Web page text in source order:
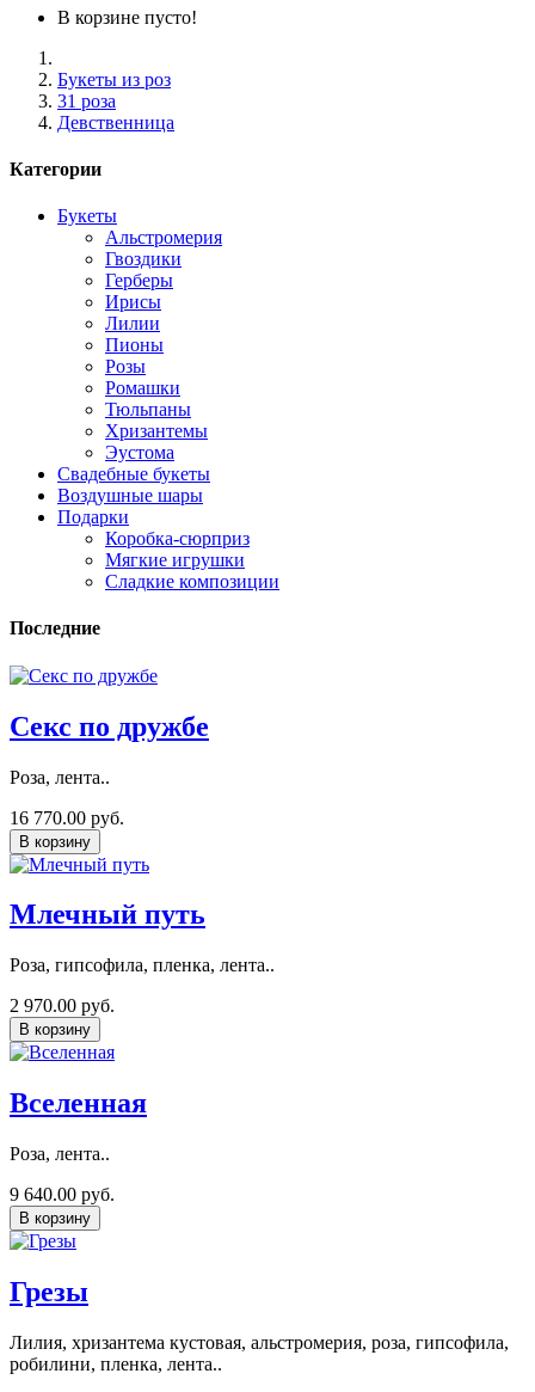
В корзине пусто!
Букеты из роз
31 роза
Девственница
Категории
Букеты
Альстромерия
Гвоздики
Герберы
Ирисы
Лилии
Пионы
Розы
Ромашки
Тюльпаны
Хризантемы
Эустома
Свадебные букеты
Воздушные шары
Подарки
Коробка-сюрприз
Мягкие игрушки
Сладкие композиции
Последние
Секс по дружбе
Роза, лента..
16 770.00 руб.
В корзину
Млечный путь
Роза, гипсофила, пленка, лента..
2 970.00 руб.
В корзину
Вселенная
Роза, лента..
9 640.00 руб.
В корзину
Грезы
Лилия, хризантема кустовая, альстромерия, роза, гипсофила,
робилини, пленка, лента..